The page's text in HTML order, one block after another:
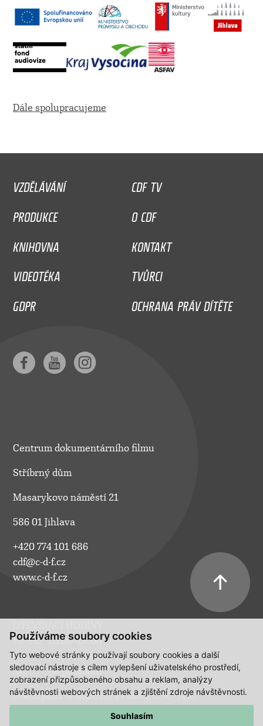
Používáme soubory cookies
Tyto webové stránky používají soubory cookies a další
sledovací nástroje s cílem vylepšení uživatelského prostředí,
zobrazení přizpůsobeného obsahu a reklam, analýzy
návštěvnosti webových stránek a zjištění zdroje návštěvnosti.
Souhlasím
Dále spolupracujeme
VZDĚLÁVÁNÍ
CDF TV
PRODUKCE
O CDF
KNIHOVNA
KONTAKT
VIDEOTÉKA
TVŮRCI
GDPR
OCHRANA PRÁV DÍTĚTE
Centrum dokumentárního filmu
Stříbrný dům
Masarykovo náměstí 21
586 01 Jihlava
+420 774 101 686
cdf@c-d-f.cz
www.c-d-f.cz
Po–Pá:
10.00–18.00
So:
na požádání
Ne:
na požádání
Polední pauza ve všední dny a v sobotu 13:00 - 14:00.